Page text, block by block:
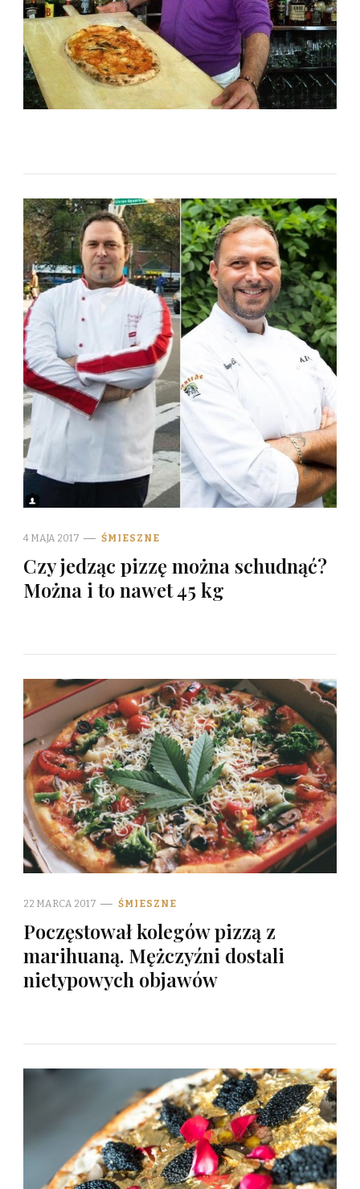
4 MAJA 2017 ŚMIESZNE
Czy jedząc pizzę można schudnąć?
Można i to nawet 45 kg
22 MARCA 2017 ŚMIESZNE
Poczęstował kolegów pizzą z
marihuaną. Mężczyźni dostali
nietypowych objawów